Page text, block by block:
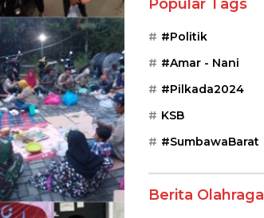
Popular Tags
#Politik
#Amar - Nani
#Pilkada2024
KSB
#SumbawaBarat
Berita Olahraga